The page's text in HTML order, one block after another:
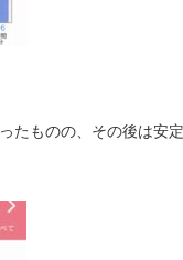
たものの、その後は安